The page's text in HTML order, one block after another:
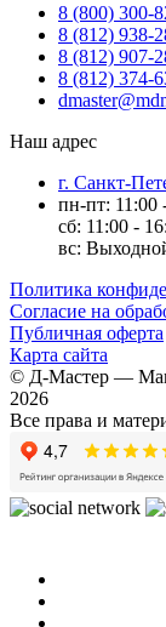
8 (800) 300-
8 (812) 938-
8 (812) 907-
8 (812) 374-
Наш адрес
г. Санкт-
пн-пт: 11:00
сб: 11:00 -
вс:
Политика
Согласие на
Публичная оферта
Карта сайта
© Д-Мастер —
2026
Все права и